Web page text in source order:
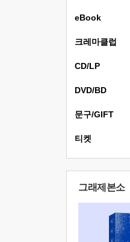
eBook
크레마클럽
CD/LP
DVD/BD
문구/GIFT
티켓
그래제본소